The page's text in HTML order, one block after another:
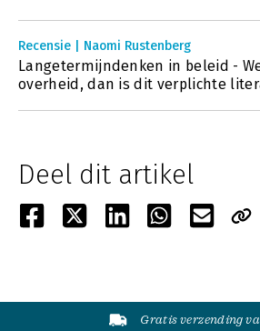
Recensie | Naomi Rustenberg
Langetermijndenken in beleid -
overheid, dan is dit verplichte
Deel dit artikel
Gratis verzending